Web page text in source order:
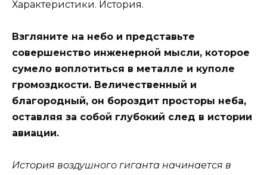
Взгляните на небо и представьте
совершенство инженерной мысли, которое
сумело воплотиться в металле и куполе
громоздкости. Величественный и
благородный, он бороздит просторы неба,
оставляя за собой глубокий след в истории
авиации.
История воздушного гиганта начинается в